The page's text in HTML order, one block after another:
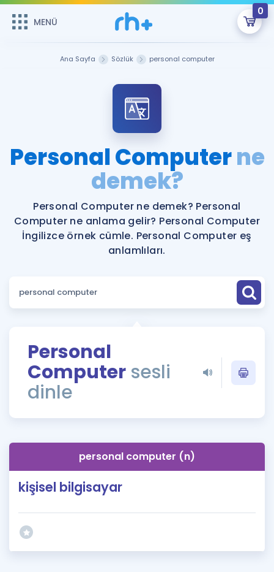
MENÜ
0
Şifremi Hatırlamıyorum
Sepetin Şu An Boş.
Remzi Hoca ile seni sınava hazırlayacak onlarca eğitim seni
bekliyor!
MENÜ
Katılımcı Görüşleri
Faydalı Araçlar
Ücretsiz Kaynaklar
Kampanyalar
Blog
Blog
İngilizce Gramer
Kariyer
Ana Sayfa Sözlük personal computer
Personal Computerne
demek?
Personal Computer ne demek? Personal
Computer ne anlama gelir? Personal Computer
İngilizce örnek cümle. Personal Computer eş
anlamlıları.
Personal
Computer sesli
dinle
personal computer (n)
kişisel bilgisayar